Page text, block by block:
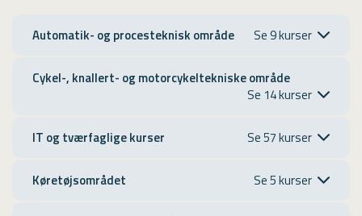
Erhvervsuddannelser
VUF
Automatik- og procesteknisk område
Cykel-, knallert- og motorcykeltekniske område
IT og tværfaglige kurser
Køretøjsområdet